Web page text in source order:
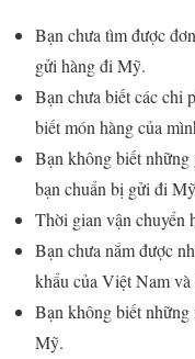
Bạn chưa tìm được
gửi hàng đi Mỹ.
Bạn chưa biết các chi
biết món hàng của
Bạn không biết
bạn chuẩn bị gửi đi
Thời gian vận chuyển
Bạn chưa nắm được
khẩu của Việt Nam
Bạn không biết
Mỹ.